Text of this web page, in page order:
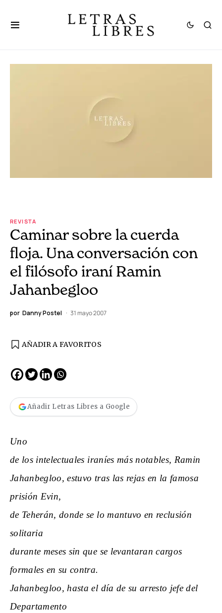
REVISTA
Caminar sobre la cuerda
floja. Una conversación con
el filósofo iraní Ramin
Jahanbegloo
por Danny Postel 31 mayo 2007
AÑADIR A FAVORITOS
Añadir Letras Libres a Google
Uno
de los intelectuales iraníes más notables, Ramin
Jahanbegloo, estuvo tras las rejas en la famosa
prisión Evin,
de Teherán, donde se lo mantuvo en reclusión
solitaria
durante meses sin que se levantaran cargos
formales en su contra.
Jahanbegloo, hasta el día de su arresto jefe del
Departamento